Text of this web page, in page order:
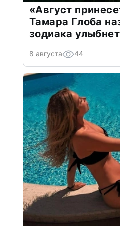
«Август
Тамара Глоба
зодиака
8 августа 44